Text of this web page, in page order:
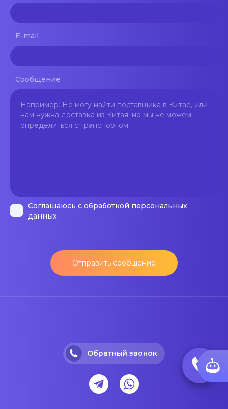
E-mail
Сообщение
Соглашаюсь с обработкой персональных
данных
Отправить сообщение
Обратный звонок